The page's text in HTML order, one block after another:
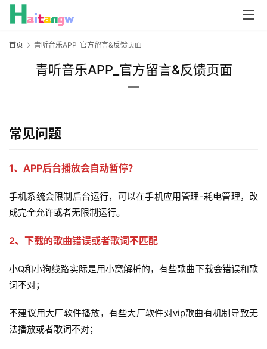
首页 青听音乐APP_官方留言&反馈页面
青听音乐APP_官方留言&反馈页面
常见问题
1、APP后台播放会自动暂停？
手机系统会限制后台运行，可以在手机应用管理-耗电管理，改
成完全允许或者无限制运行。
2、下载的歌曲错误或者歌词不匹配
小Q和小狗线路实际是用小窝解析的，有些歌曲下载会错误和歌
词不对；
不建议用大厂软件播放，有些大厂软件对vip歌曲有机制导致无
法播放或者歌词不对；